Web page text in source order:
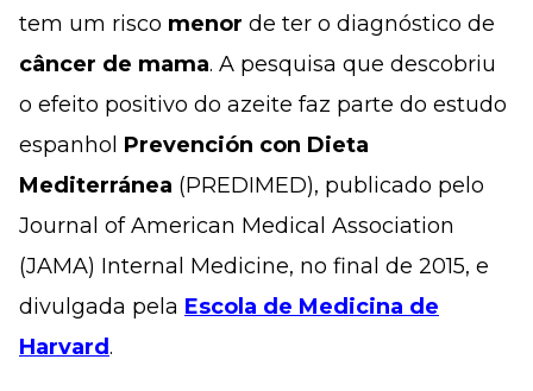
tem um risco menor de ter o diagnóstico de
câncer de mama. A pesquisa que descobriu
o efeito positivo do azeite faz parte do estudo
espanhol Prevención con Dieta
Mediterránea (PREDIMED), publicado pelo
Journal of American Medical Association
(JAMA) Internal Medicine, no final de 2015, e
divulgada pela Escola de Medicina de
Harvard.